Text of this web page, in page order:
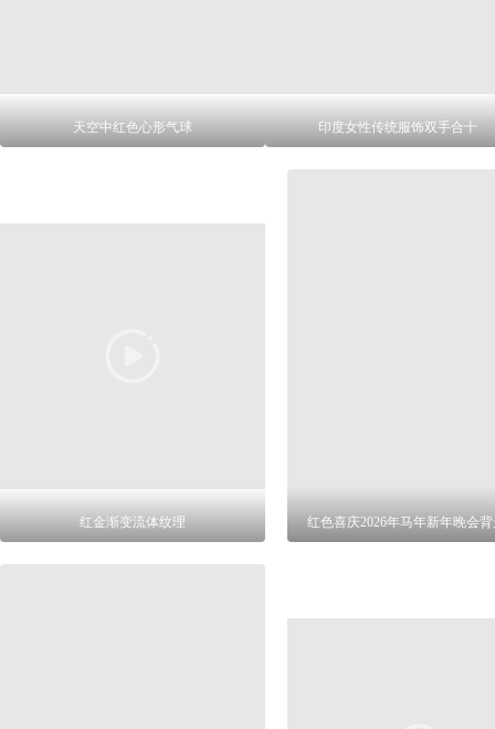
天空中红色心形气球 印度女性传统服饰双手合十
红金渐变流体纹理 红色喜庆2026年马年新年晚会